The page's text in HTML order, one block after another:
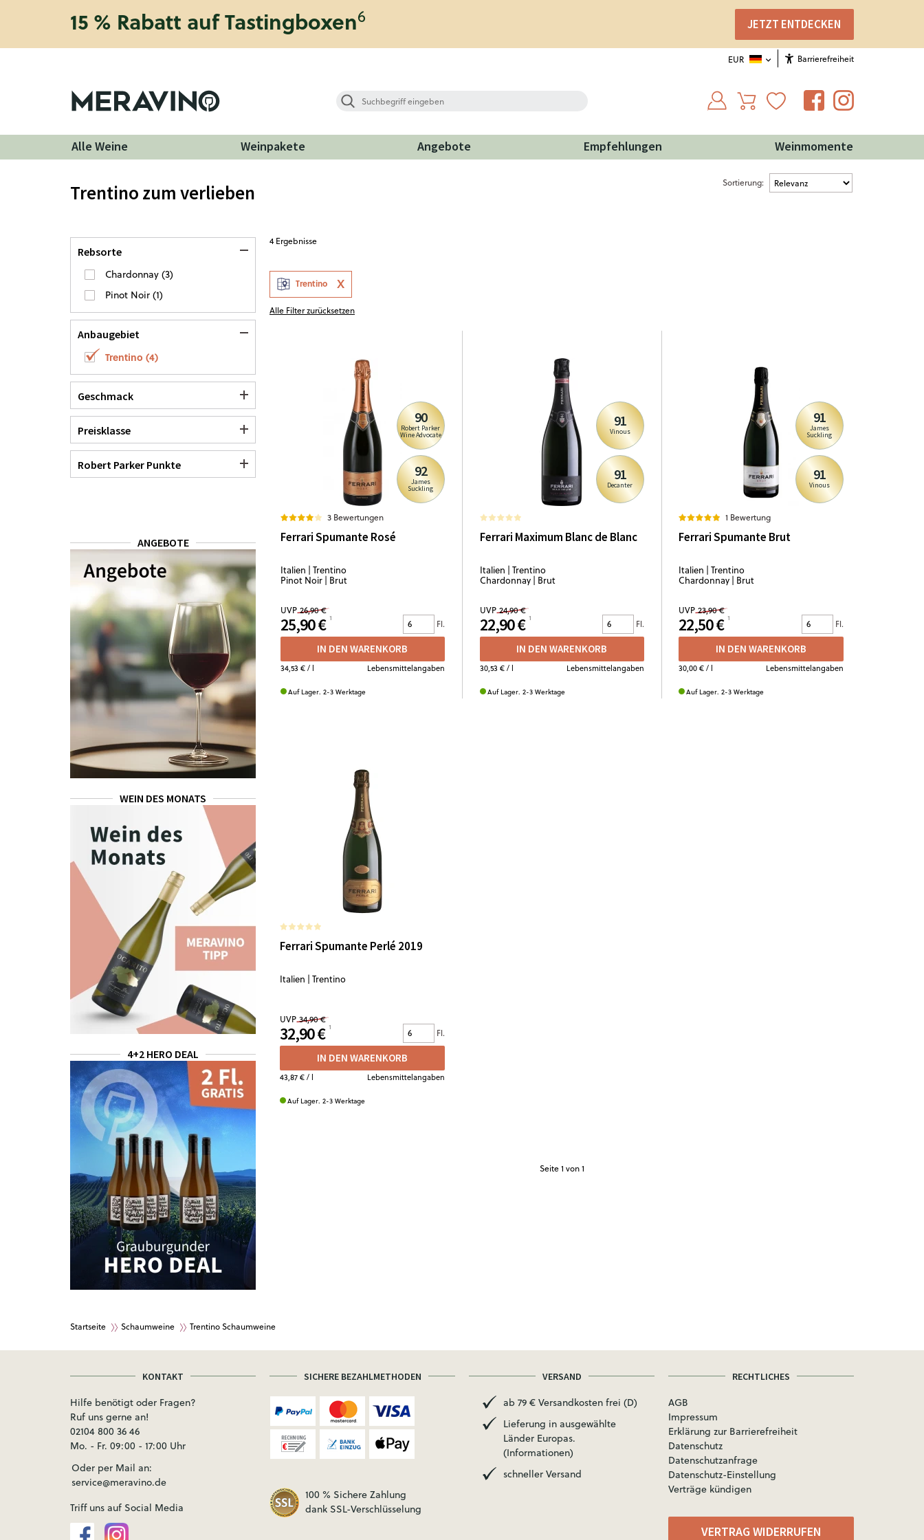
15 % Rabatt auf Tastingboxen6 JETZT ENTDECKEN
Barrierefreiheit
EUR
Alle Weine Weinpakete Angebote Empfehlungen Weinmomente
Trentino zum verlieben Sortierung:
4Ergebnisse
Trentino
Alle Filter zurücksetzen
90
Robert Parker
Wine Advocate
92
James
Suckling
3 Bewertungen
Ferrari Spumante Rosé
Italien | Trentino
Pinot Noir | Brut
UVP 26,90 €
25,90 € Fl.
IN DEN WARENKORB
34,53 €/ l Lebensmittelangaben
Auf Lager. 2-3 Werktage
91
Vinous
91
Decanter
Ferrari Maximum Blanc de Blanc
Italien | Trentino
Chardonnay | Brut
UVP 24,90 €
22,90 € Fl.
IN DEN WARENKORB
30,53 €/ l Lebensmittelangaben
Auf Lager. 2-3 Werktage
91
James
Suckling
91
Vinous
1 Bewertung
Ferrari Spumante Brut
Italien | Trentino
Chardonnay | Brut
UVP 23,90 €
22,50 € Fl.
IN DEN WARENKORB
30,00 €/ l Lebensmittelangaben
Auf Lager. 2-3 Werktage
Ferrari Spumante Perlé 2019
Italien | Trentino
UVP 34,90 €
32,90 € Fl.
IN DEN WARENKORB
43,87 €/ l Lebensmittelangaben
Auf Lager. 2-3 Werktage
Seite1 von 1
Rebsorte
Chardonnay (3)
Pinot Noir (1)
Anbaugebiet
Trentino (4)
Geschmack
Preisklasse
Robert Parker Punkte
ANGEBOTE
WEIN DES MONATS
4+2 HERO DEAL
Startseite Schaumweine Trentino Schaumweine
KONTAKT
Hilfe benötigt oder Fragen?
Ruf uns gerne an!
02104 800 36 46
Mo. - Fr. 09:00 - 17:00 Uhr
Oder per Mail an:
service@meravino.de
Triff uns auf Social Media
SICHERE BEZAHLMETHODEN
100 % Sichere Zahlung
dank SSL-Verschlüsselung
VERSAND
ab 79 € Versandkosten frei (D)
Lieferung in ausgewählte
Länder Europas.
(Informationen)
schneller Versand
RECHTLICHES
AGB
Impressum
Erklärung zur Barrierefreiheit
Datenschutz
Datenschutzanfrage
Datenschutz-Einstellung
Verträge kündigen
VERTRAG WIDERRUFEN